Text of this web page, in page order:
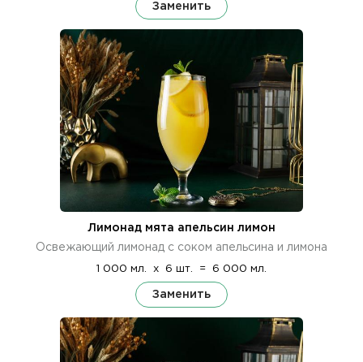
Заменить
Лимонад мята апельсин лимон
Освежающий лимонад с соком апельсина и лимона
1 000 мл. x 6 шт. = 6 000 мл.
Заменить